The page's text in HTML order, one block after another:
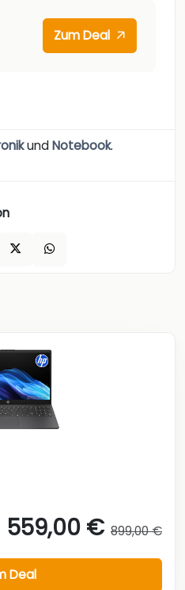
Zum Deal
undNotebook.
559,00 € 899,00 €
Deal